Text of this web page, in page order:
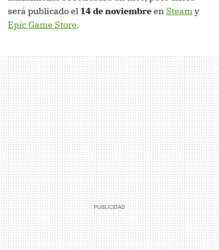
será publicado el 14 de noviembreen Steamy
Epic Game Store.